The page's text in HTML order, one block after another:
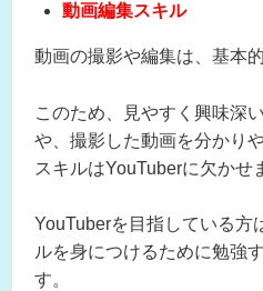
動画編集スキル
動画の撮影や編集は、基本
このため、見やすく興味深
や、撮影した動画を分かり
スキルはYouTuberに欠かせ
YouTuberを目指している方
ルを身につけるために勉強
す。